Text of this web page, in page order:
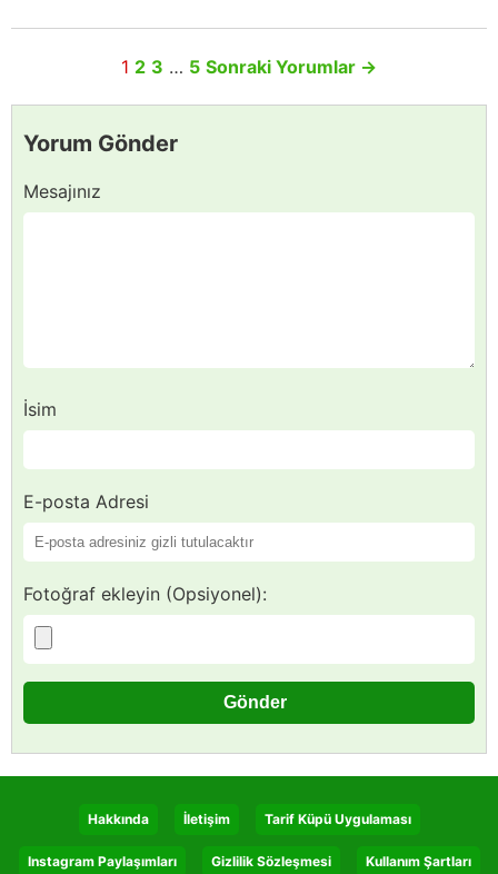
1 2 3 … 5 Sonraki Yorumlar →
Yorum Gönder
Mesajınız
İsim
E-posta Adresi
Fotoğraf ekleyin (Opsiyonel):
Hakkında İletişim Tarif Küpü Uygulaması
Instagram Paylaşımları Gizlilik Sözleşmesi Kullanım Şartları